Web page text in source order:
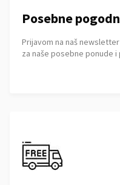
Posebne
Prijavom na naš
za naše posebne ponude